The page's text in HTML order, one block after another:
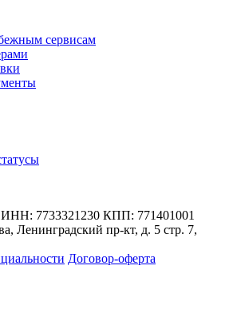
сервисам
7733321230 КПП: 771401001
Ленинградский пр-кт, д. 5 стр. 7,
Договор-оферта